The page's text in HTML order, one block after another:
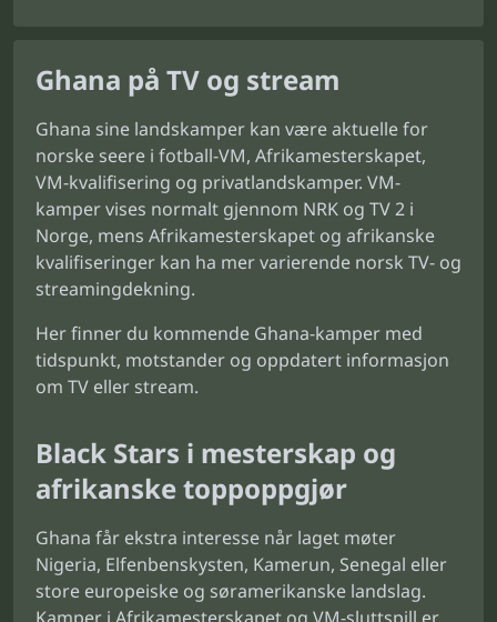
Ghana på TV og stream
Ghana sine landskamper kan være aktuelle for
norske seere i fotball-VM, Afrikamesterskapet,
VM-kvalifisering og privatlandskamper. VM-
kamper vises normalt gjennom NRK og TV 2 i
Norge, mens Afrikamesterskapet og afrikanske
kvalifiseringer kan ha mer varierende norsk TV- og
streamingdekning.
Her finner du kommende Ghana-kamper med
tidspunkt, motstander og oppdatert informasjon
om TV eller stream.
Black Stars i mesterskap og
afrikanske toppoppgjør
Ghana får ekstra interesse når laget møter
Nigeria, Elfenbenskysten, Kamerun, Senegal eller
store europeiske og søramerikanske landslag.